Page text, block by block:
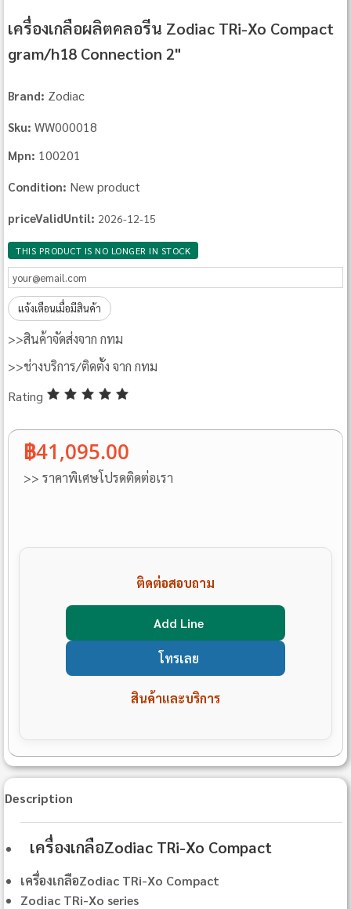
เครื่องเกลือผลิตคลอรีน Zodiac TRi-Xo Compact
gram/h18 Connection 2"
Brand: Zodiac
Sku: WW000018
Mpn: 100201
Condition: New product
priceValidUntil: 2026-12-15
THIS PRODUCT IS NO LONGER IN STOCK
แจ้งเตือนเมื่อมีสินค้า
>>สินค้าจัดส่งจาก กทม
>>ช่างบริการ/ติดตั้ง จาก กทม
Rating
฿41,095.00
>> ราคาพิเศษโปรดติดต่อเรา
ติดต่อสอบถาม
Add Line
โทรเลย
สินค้าและบริการ
Description
เครื่องเกลือZodiac TRi-Xo Compact
เครื่องเกลือZodiac TRi-Xo Compact
Zodiac TRi-Xo series